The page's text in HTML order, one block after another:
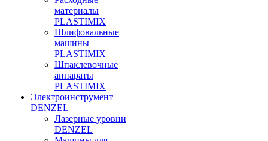
материалы
PLASTIMIX
Шлифовальные
машины
PLASTIMIX
Шпаклевочные
аппараты
PLASTIMIX
Электроинструмент
DENZEL
Лазерные уровни
DENZEL